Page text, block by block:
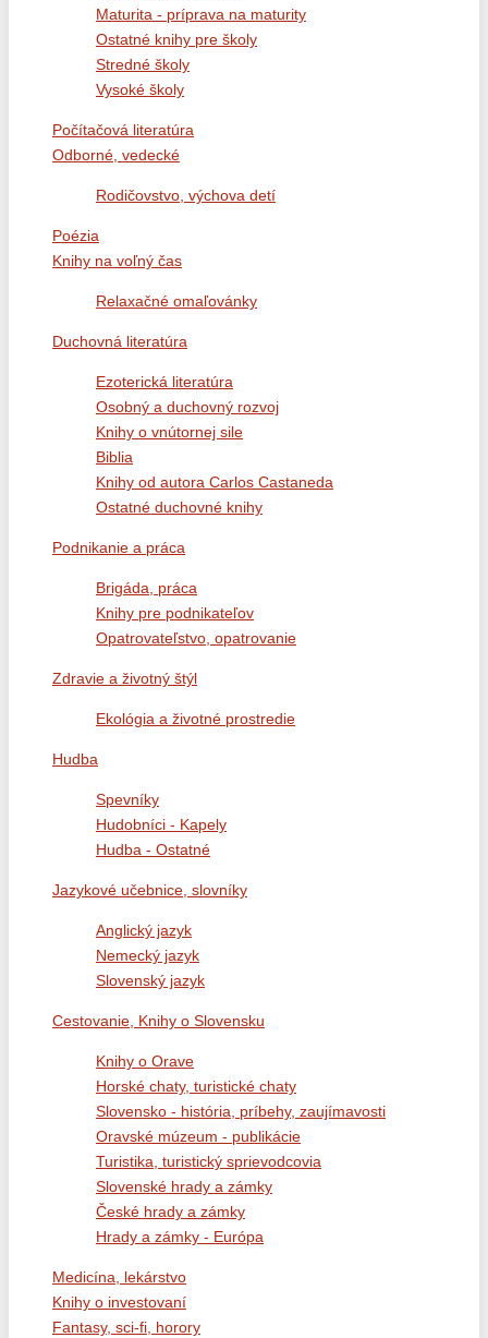
Maturita - príprava na maturity
Ostatné knihy pre školy
Stredné školy
Vysoké školy
Počítačová literatúra
Odborné, vedecké
Rodičovstvo, výchova detí
Poézia
Knihy na voľný čas
Relaxačné omaľovánky
Duchovná literatúra
Ezoterická literatúra
Osobný a duchovný rozvoj
Knihy o vnútornej sile
Biblia
Knihy od autora Carlos Castaneda
Ostatné duchovné knihy
Podnikanie a práca
Brigáda, práca
Knihy pre podnikateľov
Opatrovateľstvo, opatrovanie
Zdravie a životný štýl
Ekológia a životné prostredie
Hudba
Spevníky
Hudobníci - Kapely
Hudba - Ostatné
Jazykové učebnice, slovníky
Anglický jazyk
Nemecký jazyk
Slovenský jazyk
Cestovanie, Knihy o Slovensku
Knihy o Orave
Horské chaty, turistické chaty
Slovensko - história, príbehy, zaujímavosti
Oravské múzeum - publikácie
Turistika, turistický sprievodcovia
Slovenské hrady a zámky
České hrady a zámky
Hrady a zámky - Európa
Medicína, lekárstvo
Knihy o investovaní
Fantasy, sci-fi, horory